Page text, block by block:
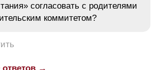
согласовать с родителями
коммитетом?